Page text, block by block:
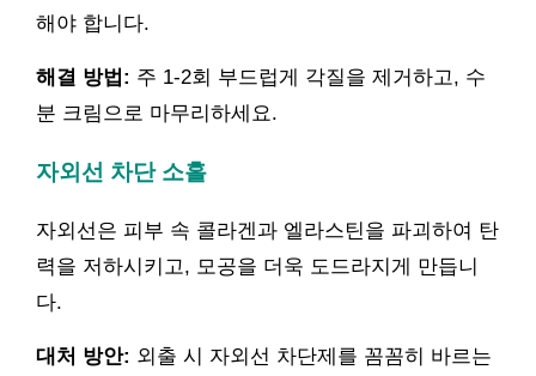
해야 합니다.
해결 방법: 주 1-2회 부드럽게 각질을 제거하고, 수
분 크림으로 마무리하세요.
자외선 차단 소홀
자외선은 피부 속 콜라겐과 엘라스틴을 파괴하여 탄
력을 저하시키고, 모공을 더욱 도드라지게 만듭니
다.
대처 방안: 외출 시 자외선 차단제를 꼼꼼히 바르는